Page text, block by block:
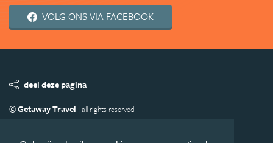
VOLG ONS VIA FACEBOOK
deel deze pagina
© Getaway Travel | all rights reserved